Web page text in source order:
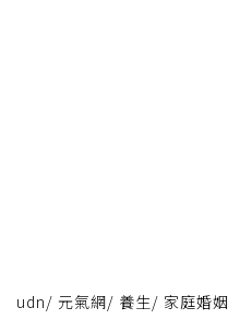
udn/ 元氣網/ 養生/ 家庭婚姻